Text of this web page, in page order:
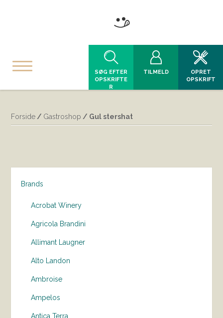
SØG EFTER
OPSKRIFTE
R
TILMELD
OPRET
OPSKRIFT
Forside / Gastroshop / Gul stershat
Brands
Acrobat Winery
Agricola Brandini
Allimant Laugner
Alto Landon
Ambroise
Ampelos
Antica Terra